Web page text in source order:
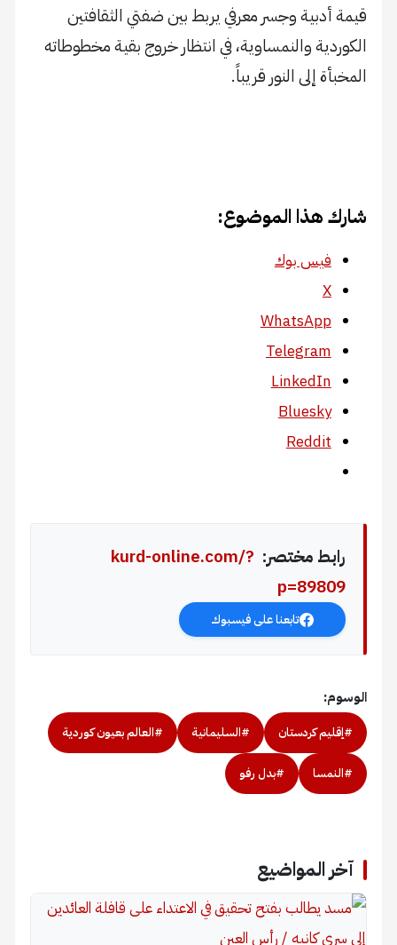
قيمة أدبية وجسر معرفي يربط بين ضفتي الثقافتين
الكوردية والنمساوية، في انتظار خروج بقية مخطوطاته
المخبأة إلى النور قريباً.
شارك هذا الموضوع:
فيس بوك
X
WhatsApp
Telegram
LinkedIn
Bluesky
Reddit
رابط مختصر: kurd-online.com/?
p=89809
تابعنا على فيسبوك
الوسوم:
#إقليم كردستان #السليمانية #العالم بعيون كوردية
#النمسا #بدل رفو
آخر المواضيع